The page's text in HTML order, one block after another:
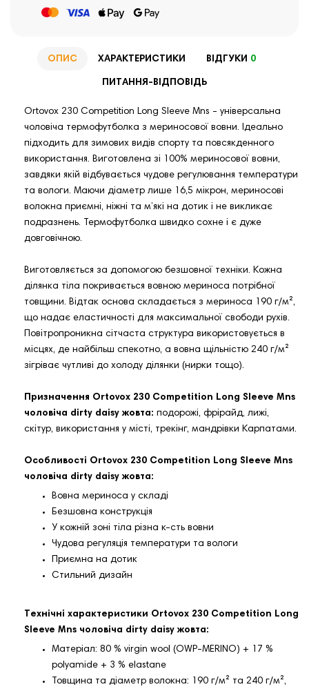
ОПИС ХАРАКТЕРИСТИКИ ВІДГУКИ 0
ПИТАННЯ-ВІДПОВІДЬ
Ortovox 230 Competition Long Sleeve Mns - універсальна
чоловіча термофутболка з мериносової вовни. Ідеально
підходить для зимових видів спорту та повсякденного
використання. Виготовлена зі 100% мериносової вовни,
завдяки якій відбувається чудове регулювання температури
та вологи. Маючи діаметр лише 16,5 мікрон, мериносові
волокна приємні, ніжні та м’які на дотик і не викликає
подразнень. Термофутболка швидко сохне і є дуже
довговічною.
Виготовляється за допомогою безшовної техніки. Кожна
ділянка тіла покривається вовною мериноса потрібної
товщини. Відтак основа складається з мериноса 190 г/м²,
що надає еластичності для максимальної свободи рухів.
Повітропроникна сітчаста структура використовується в
місцях, де найбільш спекотно, а вовна щільністю 240 г/м²
зігріває чутливі до холоду ділянки (нирки тощо).
Призначення Ortovox 230 Competition Long Sleeve Mns
чоловіча dirty daisy жовта: подорожі, фрірайд, лижі,
скітур, використання у місті, трекінг, мандрівки Карпатами.
Особливості Ortovox 230 Competition Long Sleeve Mns
чоловіча dirty daisy жовта:
Вовна мериноса у складі
Безшовна конструкція
У кожній зоні тіла різна к-сть вовни
Чудова регуляція температури та вологи
Приємна на дотик
Стильний дизайн
Технічні характеристики Ortovox 230 Competition Long
Sleeve Mns чоловіча dirty daisy жовта:
Матеріал: 80 % virgin wool (OWP-MERINO) + 17 %
polyamide + 3 % elastane
Товщина та діаметр волокна: 190 г/м² та 240 г/м²,